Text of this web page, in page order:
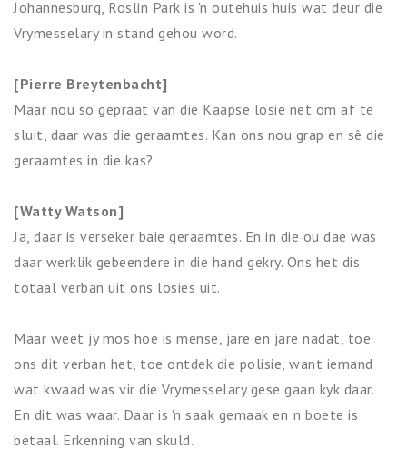
Johannesburg, Roslin Park is 'n outehuis huis wat deur die
Vrymesselary in stand gehou word.
[Pierre Breytenbacht]
Maar nou so gepraat van die Kaapse losie net om af te
sluit, daar was die geraamtes. Kan ons nou grap en sê die
geraamtes in die kas?
[Watty Watson]
Ja, daar is verseker baie geraamtes. En in die ou dae was
daar werklik gebeendere in die hand gekry. Ons het dis
totaal verban uit ons losies uit.
Maar weet jy mos hoe is mense, jare en jare nadat, toe
ons dit verban het, toe ontdek die polisie, want iemand
wat kwaad was vir die Vrymesselary gese gaan kyk daar.
En dit was waar. Daar is 'n saak gemaak en 'n boete is
betaal. Erkenning van skuld.